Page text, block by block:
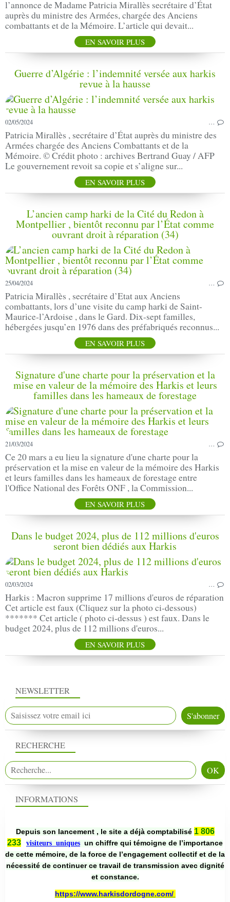
l’annonce de Madame Patricia Mirallès secrétaire d’État
auprès du ministre des Armées, chargée des Anciens
combattants et de la Mémoire. L’article qui devait...
EN SAVOIR PLUS
Guerre d’Algérie : l’indemnité versée aux harkis
revue à la hausse
02/05/2024 …
Patricia Mirallès , secrétaire d’État auprès du ministre des
Armées chargée des Anciens Combattants et de la
Mémoire. © Crédit photo : archives Bertrand Guay / AFP
Le gouvernement revoit sa copie et s’aligne sur...
EN SAVOIR PLUS
L’ancien camp harki de la Cité du Redon à
Montpellier , bientôt reconnu par l’État comme
ouvrant droit à réparation (34)
25/04/2024 …
Patricia Mirallès , secrétaire d’Etat aux Anciens
combattants, lors d’une visite du camp harki de Saint-
Maurice-l’Ardoise , dans le Gard. Dix-sept familles,
hébergées jusqu’en 1976 dans des préfabriqués reconnus...
EN SAVOIR PLUS
Signature d'une charte pour la préservation et la
mise en valeur de la mémoire des Harkis et leurs
familles dans les hameaux de forestage
21/03/2024 …
Ce 20 mars a eu lieu la signature d'une charte pour la
préservation et la mise en valeur de la mémoire des Harkis
et leurs familles dans les hameaux de forestage entre
l'Office National des Forêts ONF , la Commission...
EN SAVOIR PLUS
Dans le budget 2024, plus de 112 millions d'euros
seront bien dédiés aux Harkis
02/03/2024 …
Harkis : Macron supprime 17 millions d'euros de réparation
Cet article est faux (Cliquez sur la photo ci-dessous)
******* Cet article ( photo ci-dessus ) est faux. Dans le
budget 2024, plus de 112 millions d'euros...
EN SAVOIR PLUS
NEWSLETTER
RECHERCHE
INFORMATIONS
Depuis son lancement , le site a déjà comptabilisé 1 806
233
visiteurs uniques un chiffre qui témoigne de l’importance
de cette mémoire, de la force de l’engagement collectif et de la
nécessité de continuer ce travail de transmission avec dignité
et constance.
https://www.harkisdordogne.com/